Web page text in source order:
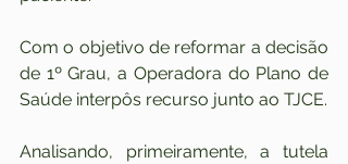
Com o objetivo de reformar a decisão
de 1º Grau, a Operadora do Plano de
Saúde interpôs recurso junto ao TJCE.
Analisando, primeiramente, a tutela